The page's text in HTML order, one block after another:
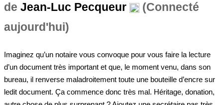
de Jean-Luc Pecqueur
(Connecté
aujourd'hui)
Imaginez qu’un notaire vous convoque pour vous faire la lecture
d’un document très important et que, le moment venu, dans son
bureau, il renverse maladroitement toute une bouteille d’encre sur
ledit document. Ça commence donc très mal. Héritage, donation,